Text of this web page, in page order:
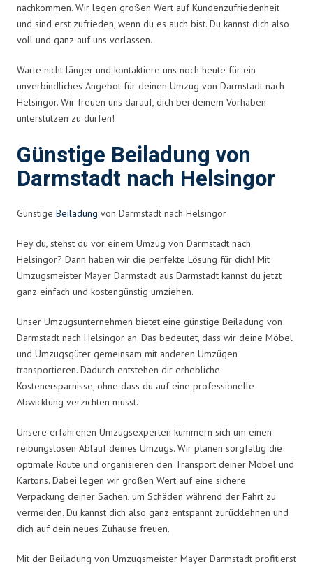
nachkommen. Wir legen großen Wert auf Kundenzufriedenheit
und sind erst zufrieden, wenn du es auch bist. Du kannst dich also
voll und ganz auf uns verlassen.
Warte nicht länger und kontaktiere uns noch heute für ein
unverbindliches Angebot für deinen Umzug von Darmstadt nach
Helsingor. Wir freuen uns darauf, dich bei deinem Vorhaben
unterstützen zu dürfen!
Günstige Beiladung von
Darmstadt nach Helsingor
Günstige Beiladung von Darmstadt nach Helsingor
Hey du, stehst du vor einem Umzug von Darmstadt nach
Helsingor? Dann haben wir die perfekte Lösung für dich! Mit
Umzugsmeister Mayer Darmstadt aus Darmstadt kannst du jetzt
ganz einfach und kostengünstig umziehen.
Unser Umzugsunternehmen bietet eine günstige Beiladung von
Darmstadt nach Helsingor an. Das bedeutet, dass wir deine Möbel
und Umzugsgüter gemeinsam mit anderen Umzügen
transportieren. Dadurch entstehen dir erhebliche
Kostenersparnisse, ohne dass du auf eine professionelle
Abwicklung verzichten musst.
Unsere erfahrenen Umzugsexperten kümmern sich um einen
reibungslosen Ablauf deines Umzugs. Wir planen sorgfältig die
optimale Route und organisieren den Transport deiner Möbel und
Kartons. Dabei legen wir großen Wert auf eine sichere
Verpackung deiner Sachen, um Schäden während der Fahrt zu
vermeiden. Du kannst dich also ganz entspannt zurücklehnen und
dich auf dein neues Zuhause freuen.
Mit der Beiladung von Umzugsmeister Mayer Darmstadt profitierst